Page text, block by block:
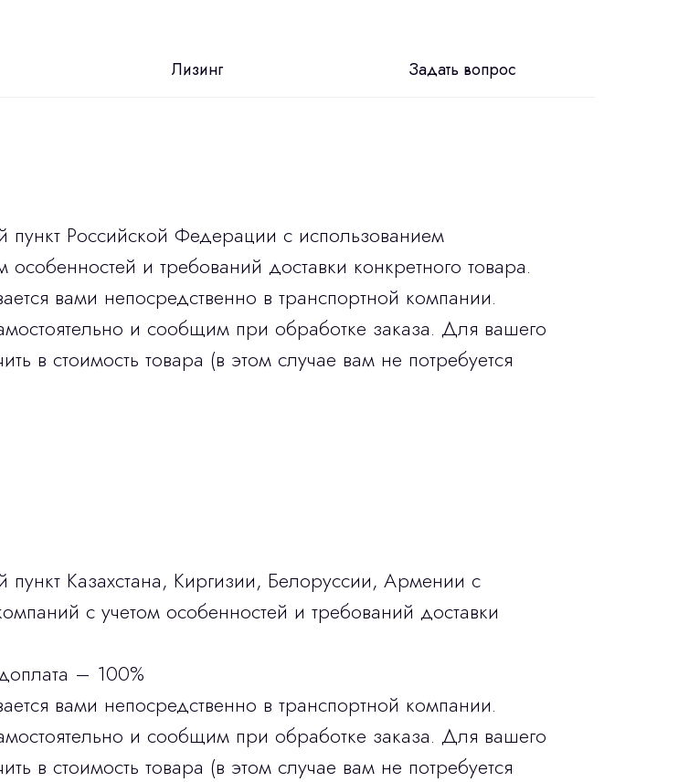
Лизинг Задать вопрос
Российской Федерации с использованием
и требований доставки конкретного товара.
вами непосредственно в транспортной компании.
и сообщим при обработке заказа. Для вашего
в стоимость товара (в этом случае вам не потребуется
Казахстана, Киргизии, Белоруссии, Армении с
с учетом особенностей и требований доставки
– 100%
вами непосредственно в транспортной компании.
и сообщим при обработке заказа. Для вашего
в стоимость товара (в этом случае вам не потребуется